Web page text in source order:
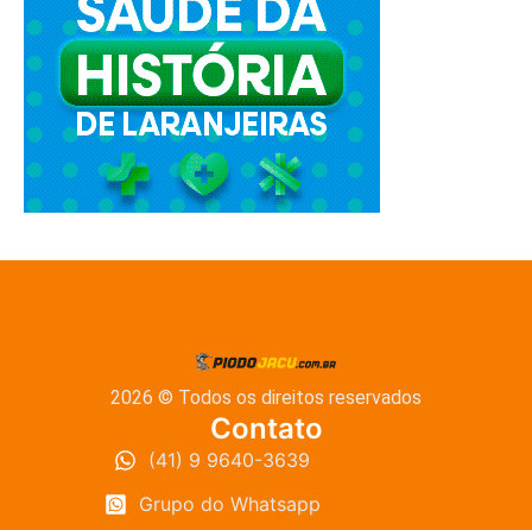
2026 © Todos os direitos reservados
Contato
(41) 9 9640-3639
Grupo do Whatsapp